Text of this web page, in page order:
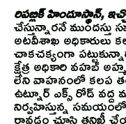
రిపబ్లిక్ హిందూస్థాన్,
చేస్తున్నారనే
అటవీశాఖ అధికారులు
చాకచక్యంగా
క్షేత్ర అధికారి వహబ్
లేని వాహనంలో కలప
ఉట్నూర్ ఎక్స్ రోడ్ వద్ద
నిర్వహిస్తున్న